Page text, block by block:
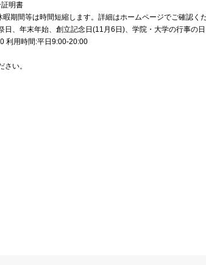
明書
期間等は時間短縮します。詳細はホームページでご確認くだ
日、年末年始、創立記念日(11月6日)、学院・大学の行事の
利用時間:平日9:00-20:00
い。